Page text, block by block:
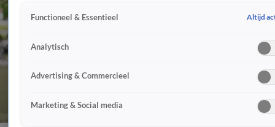
Functioneel & Essentieel Altijd
Analytisch
Advertising & Commercieel
Marketing & Social media